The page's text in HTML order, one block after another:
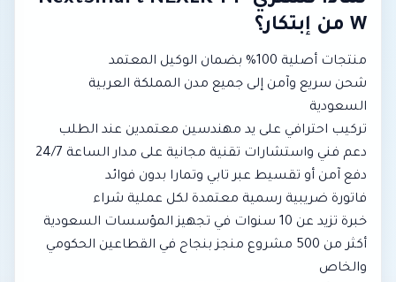
W من إبتكار؟
منتجات أصلية 100% بضمان الوكيل المعتمد
شحن سريع وآمن إلى جميع مدن المملكة العربية
السعودية
تركيب احترافي على يد مهندسين معتمدين عند الطلب
دعم فني واستشارات تقنية مجانية على مدار الساعة 24/7
دفع آمن أو تقسيط عبر تابي وتمارا بدون فوائد
فاتورة ضريبية رسمية معتمدة لكل عملية شراء
خبرة تزيد عن 10 سنوات في تجهيز المؤسسات السعودية
أكثر من 500 مشروع منجز بنجاح في القطاعين الحكومي
والخاص